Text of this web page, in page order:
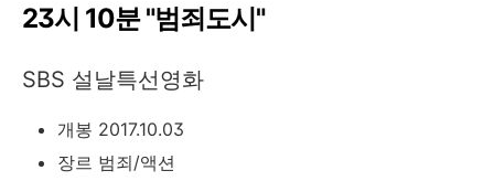
23시 10분 "범죄도시"
SBS 설날특선영화
개봉 2017.10.03
장르 범죄/액션